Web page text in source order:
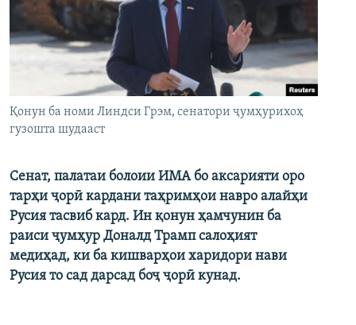
Қонун ба номи Линдси Грэм, сенатори ҷумҳурихоҳ
гузошта шудааст
Сенат, палатаи болоии ИМА бо аксарияти оро
тарҳи ҷорӣ кардани таҳримҳои навро алайҳи
Русия тасвиб кард. Ин қонун ҳамчунин ба
раиси ҷумҳур Доналд Трамп салоҳият
медиҳад, ки ба кишварҳои харидори нави
Русия то сад дарсад боҷ ҷорӣ кунад.